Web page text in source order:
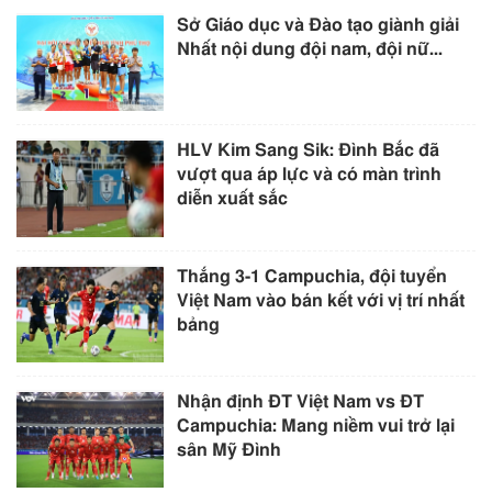
Sở Giáo dục và Đào tạo giành giải
Nhất nội dung đội nam, đội nữ...
HLV Kim Sang Sik: Đình Bắc đã
vượt qua áp lực và có màn trình
diễn xuất sắc
Thắng 3-1 Campuchia, đội tuyển
Việt Nam vào bán kết với vị trí nhất
bảng
Nhận định ĐT Việt Nam vs ĐT
Campuchia: Mang niềm vui trở lại
sân Mỹ Đình